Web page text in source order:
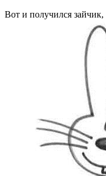
Вот и получился